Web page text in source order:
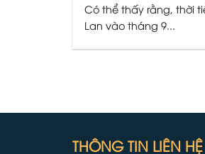
Có thể thấy rằng, thời
Lan vào tháng 9...
THÔNG TIN LIÊN HỆ